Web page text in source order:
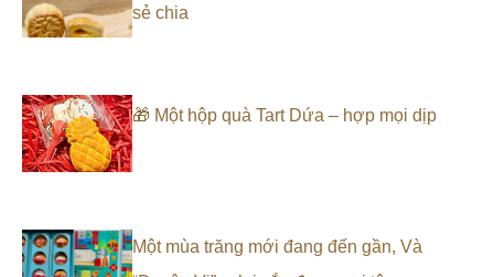
sẻ chia
🎁 Một hộp quà Tart Dứa – hợp mọi dịp
Một mùa trăng mới đang đến gần, Và